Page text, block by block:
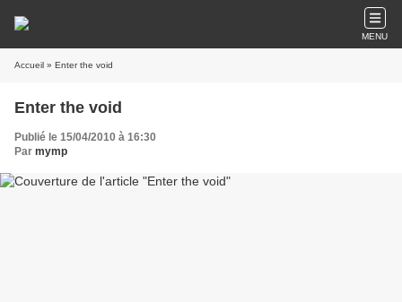
MENU
Accueil » Enter the void
Enter the void
Publié le 15/04/2010 à 16:30
Par mymp